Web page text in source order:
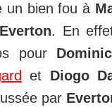
un bien fou à
Everton. En
pour
et Diogo
par